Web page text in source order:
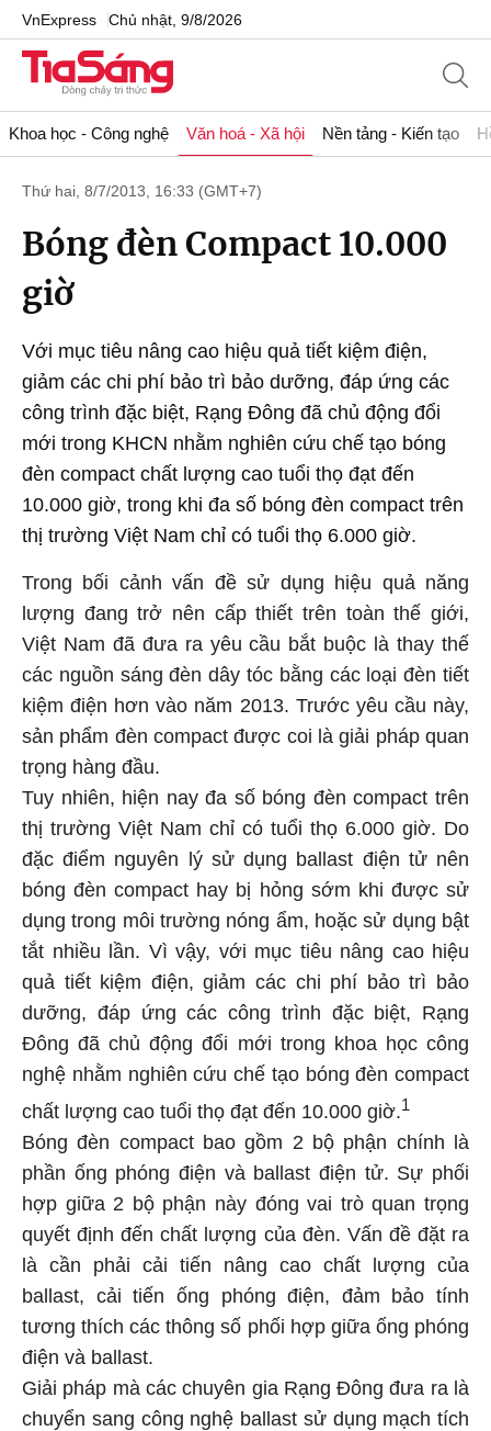
VnExpress Chủ nhật, 9/8/2026
Khoa học - Công nghệ Văn hoá - Xã hội Nền tảng - Kiến tạo
Thứ hai, 8/7/2013, 16:33 (GMT+7)
Bóng đèn Compact 10.000
giờ
Với mục tiêu nâng cao hiệu quả tiết kiệm điện,
giảm các chi phí bảo trì bảo dưỡng, đáp ứng các
công trình đặc biệt, Rạng Đông đã chủ động đổi
mới trong KHCN nhằm nghiên cứu chế tạo bóng
đèn compact chất lượng cao tuổi thọ đạt đến
10.000 giờ, trong khi đa số bóng đèn compact trên
thị trường Việt Nam chỉ có tuổi thọ 6.000 giờ.
Trong bối cảnh vấn đề sử dụng hiệu quả năng
lượng đang trở nên cấp thiết trên toàn thế giới,
Việt Nam đã đưa ra yêu cầu bắt buộc là thay thế
các nguồn sáng đèn dây tóc bằng các loại đèn tiết
kiệm điện hơn vào năm 2013. Trước yêu cầu này,
sản phẩm đèn compact được coi là giải pháp quan
trọng hàng đầu.
Tuy nhiên, hiện nay đa số bóng đèn compact trên
thị trường Việt Nam chỉ có tuổi thọ 6.000 giờ. Do
đặc điểm nguyên lý sử dụng ballast điện tử nên
bóng đèn compact hay bị hỏng sớm khi được sử
dụng trong môi trường nóng ẩm, hoặc sử dụng bật
tắt nhiều lần. Vì vậy, với mục tiêu nâng cao hiệu
quả tiết kiệm điện, giảm các chi phí bảo trì bảo
dưỡng, đáp ứng các công trình đặc biệt, Rạng
Đông đã chủ động đổi mới trong khoa học công
nghệ nhằm nghiên cứu chế tạo bóng đèn compact
chất lượng cao tuổi thọ đạt đến 10.000 giờ.1
Bóng đèn compact bao gồm 2 bộ phận chính là
phần ống phóng điện và ballast điện tử. Sự phối
hợp giữa 2 bộ phận này đóng vai trò quan trọng
quyết định đến chất lượng của đèn. Vấn đề đặt ra
là cần phải cải tiến nâng cao chất lượng của
ballast, cải tiến ống phóng điện, đảm bảo tính
tương thích các thông số phối hợp giữa ống phóng
điện và ballast.
Giải pháp mà các chuyên gia Rạng Đông đưa ra là
chuyển sang công nghệ ballast sử dụng mạch tích